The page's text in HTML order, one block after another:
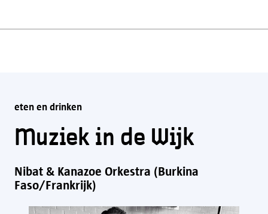
eten en drinken
Muziek in de Wijk
Nibat & Kanazoe Orkestra (Burkina
Faso/Frankrijk)